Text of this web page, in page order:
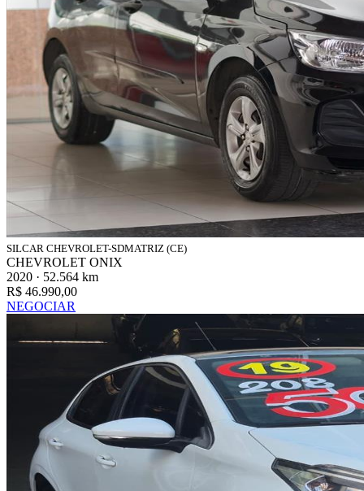
SILCAR CHEVROLET-SDMATRIZ (CE)
CHEVROLET ONIX
2020 · 52.564 km
R$ 46.990,00
NEGOCIAR